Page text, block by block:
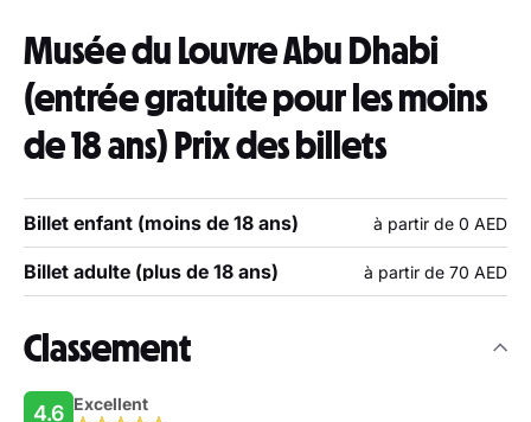
Musée du Louvre Abu Dhabi
(entrée gratuite pour les moins
de 18 ans) Prix des billets
Billet enfant (moins de 18 ans) à partir de 0 AED
Billet adulte (plus de 18 ans) à partir de 70 AED
Classement
4.6 Excellent